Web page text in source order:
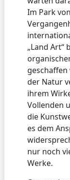
Im Park
„Land Art“
der Natur
ihrem
Vollenden
die
es dem
nur noch
Werke.